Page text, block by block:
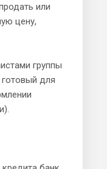
или
цену,
группы
для